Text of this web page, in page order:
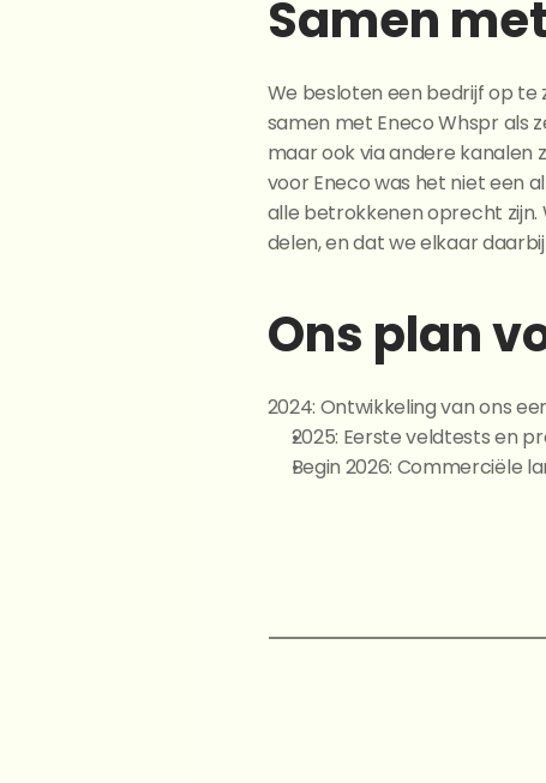
Samen
We besloten een bedrijf op te
samen met Eneco Whspr als
maar ook via andere kanalen
voor Eneco was het niet een
alle betrokkenen oprecht zijn.
delen, en dat we elkaar
Ons plan
2024: Ontwikkeling van ons
2025: Eerste veldtests en
Begin 2026: Commerciële